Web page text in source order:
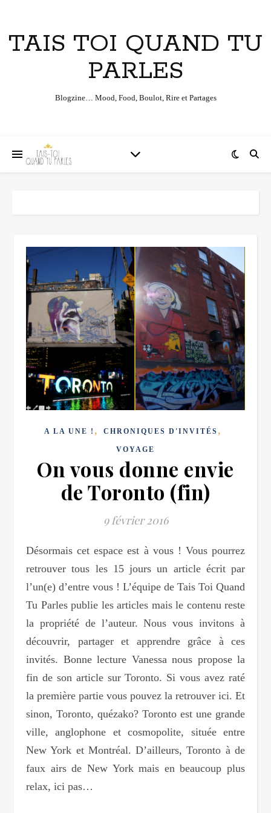
TAIS TOI QUAND TU
PARLES
Blogzine… Mood, Food, Boulot, Rire et Partages
A LA UNE ! , CHRONIQUES D'INVITÉS ,
VOYAGE
On vous donne envie
de Toronto (fin)
9 février 2016
Désormais cet espace est à vous ! Vous pourrez
retrouver tous les 15 jours un article écrit par
l’un(e) d’entre vous ! L’équipe de Tais Toi Quand
Tu Parles publie les articles mais le contenu reste
la propriété de l’auteur. Nous vous invitons à
découvrir, partager et apprendre grâce à ces
invités. Bonne lecture Vanessa nous propose la
fin de son article sur Toronto. Si vous avez raté
la première partie vous pouvez la retrouver ici. Et
sinon, Toronto, quézako? Toronto est une grande
ville, anglophone et cosmopolite, située entre
New York et Montréal. D’ailleurs, Toronto à de
faux airs de New York mais en beaucoup plus
relax, ici pas…